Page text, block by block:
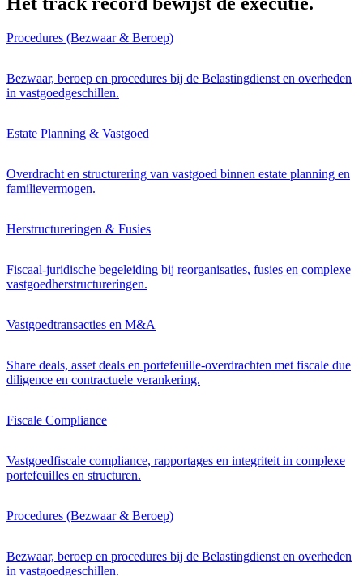
Procedures (Bezwaar & Beroep)
Bezwaar, beroep en procedures bij de Belastingdienst en overheden
in vastgoedgeschillen.
Estate Planning & Vastgoed
Overdracht en structurering van vastgoed binnen estate planning en
familievermogen.
Herstructureringen & Fusies
Fiscaal-juridische begeleiding bij reorganisaties, fusies en complexe
vastgoedherstructureringen.
Vastgoedtransacties en M&A
Share deals, asset deals en portefeuille-overdrachten met fiscale due
diligence en contractuele verankering.
Fiscale Compliance
Vastgoedfiscale compliance, rapportages en integriteit in complexe
portefeuilles en structuren.
Procedures (Bezwaar & Beroep)
Bezwaar, beroep en procedures bij de Belastingdienst en overheden
in vastgoedgeschillen.